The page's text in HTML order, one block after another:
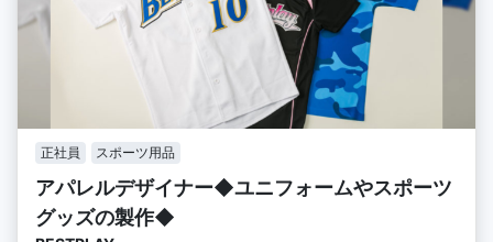
正社員 スポーツ用品
アパレルデザイナー◆ユニフォームやスポーツ
グッズの製作◆